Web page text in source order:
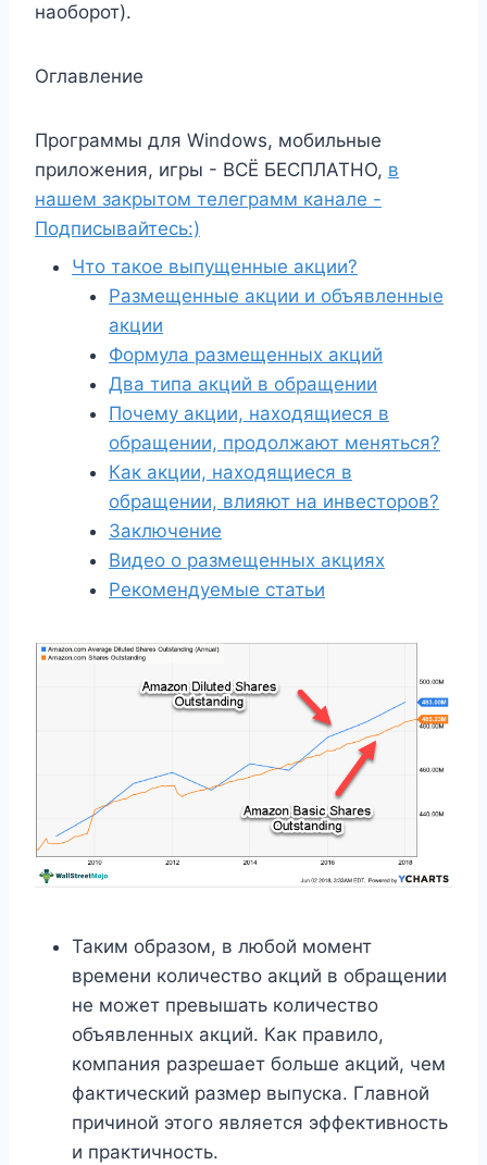
наоборот).
Оглавление
Программы для Windows, мобильные
приложения, игры - ВСЁ БЕСПЛАТНО, в
нашем закрытом телеграмм канале -
Подписывайтесь:)
Что такое выпущенные акции?
Размещенные акции и объявленные
акции
Формула размещенных акций
Два типа акций в обращении
Почему акции, находящиеся в
обращении, продолжают меняться?
Как акции, находящиеся в
обращении, влияют на инвесторов?
Заключение
Видео о размещенных акциях
Рекомендуемые статьи
Таким образом, в любой момент
времени количество акций в обращении
не может превышать количество
объявленных акций. Как правило,
компания разрешает больше акций, чем
фактический размер выпуска. Главной
причиной этого является эффективность
и практичность.